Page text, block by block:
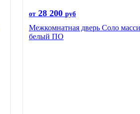
от 28 200 руб
Межкомнатная дверь Соло
белый ПО